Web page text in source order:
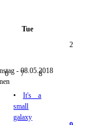
6 7
8
Tue
2
- 08.05.2018
• It's a
small
galaxy